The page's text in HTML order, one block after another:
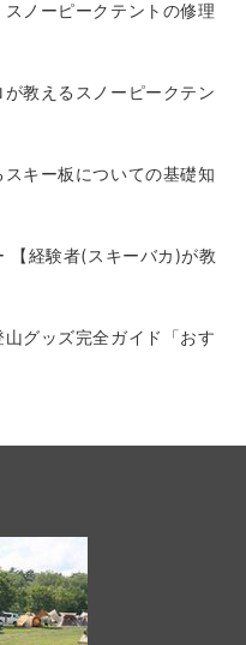
スノーピークテントの修理
が教えるスノーピークテン
キー板についての基礎知
【経験者(スキーバカ)が教
山グッズ完全ガイド「おす